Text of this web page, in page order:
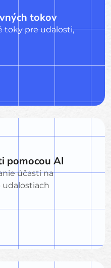
tokov
toky pre udalosti,
pomocou AI
účasti na